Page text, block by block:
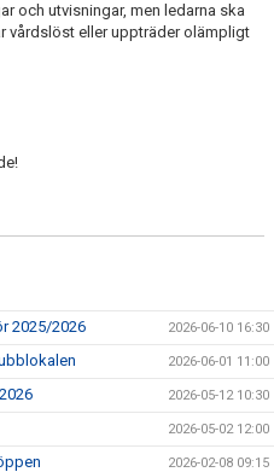
och utvisningar, men ledarna ska
vårdslöst eller uppträder olämpligt
2025/2026 2026-06-10 16:30
2026-06-01 11:00
2026-05-12 10:30
2026-05-02 12:00
2026-02-08 09:15